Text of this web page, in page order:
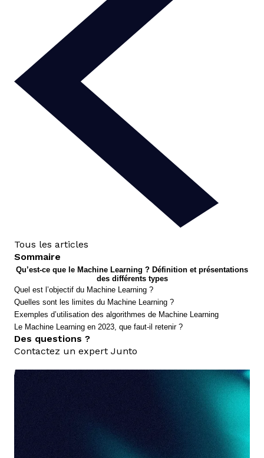
Tous les articles
Sommaire
Qu’est-ce que le Machine Learning ? Définition et présentations
des différents types
Quel est l’objectif du Machine Learning ?
Quelles sont les limites du Machine Learning ?
Exemples d’utilisation des algorithmes de Machine Learning
Le Machine Learning en 2023, que faut-il retenir ?
Des questions ?
Contactez un expert Junto